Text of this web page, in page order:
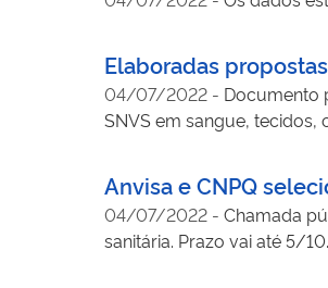
Elaboradas
04/07/2022 - Documento
SNVS em sangue, tecidos,
Anvisa e CNPQ
04/07/2022 - Chamada
sanitária. Prazo vai até 5/10.